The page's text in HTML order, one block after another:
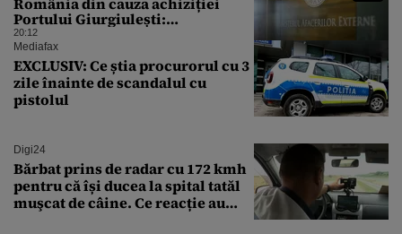
Portului Giurgiulești:
„Propagandă stalinistă”
20:12
Mediafax
EXCLUSIV: Ce știa procurorul cu 3
zile înainte de scandalul cu
pistolul
Digi24
Bărbat prins de radar cu 172 kmh
pentru că își ducea la spital tatăl
muşcat de câine. Ce reacție au